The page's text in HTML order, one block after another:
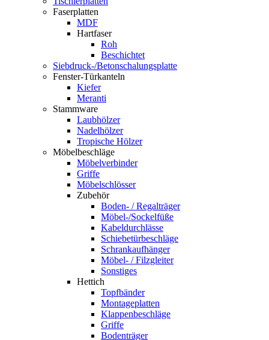
Faserplatten
MDF
Hartfaser
Roh
Beschichtet
Siebdruck-/Betonschalungsplatte
Fenster-Türkanteln
Kiefer
Meranti
Stammware
Laubhölzer
Nadelhölzer
Tropische Hölzer
Möbelbeschläge
Möbelverbinder
Griffe
Möbelschlösser
Zubehör
Boden- / Regalträger
Möbel-/Sockelfüße
Kabeldurchlässe
Schiebetürbeschläge
Schrankaufhänger
Möbel- / Filzgleiter
Sonstiges
Hettich
Topfbänder
Montageplatten
Klappenbeschläge
Griffe
Bodenträger